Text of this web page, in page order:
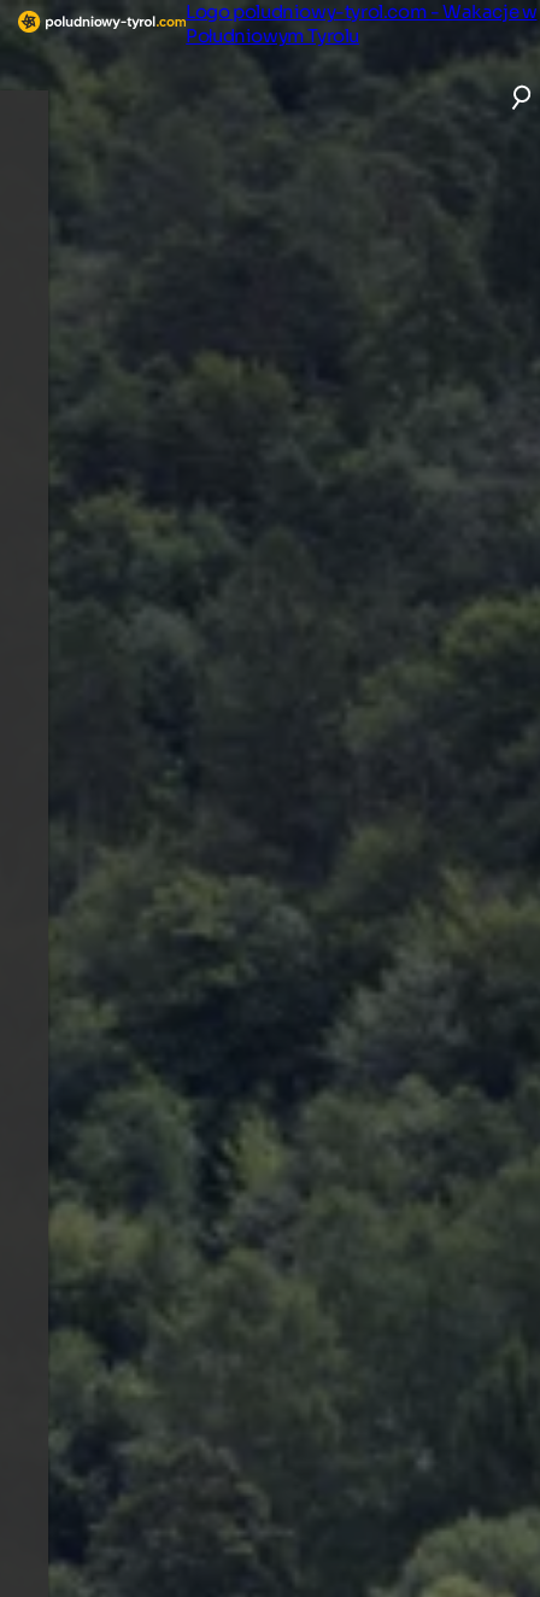
Logo poludniowy-tyrol.com - Wakacje w
Południowym Tyrolu